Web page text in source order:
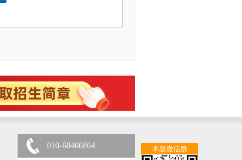
本版微信群
010-68466864